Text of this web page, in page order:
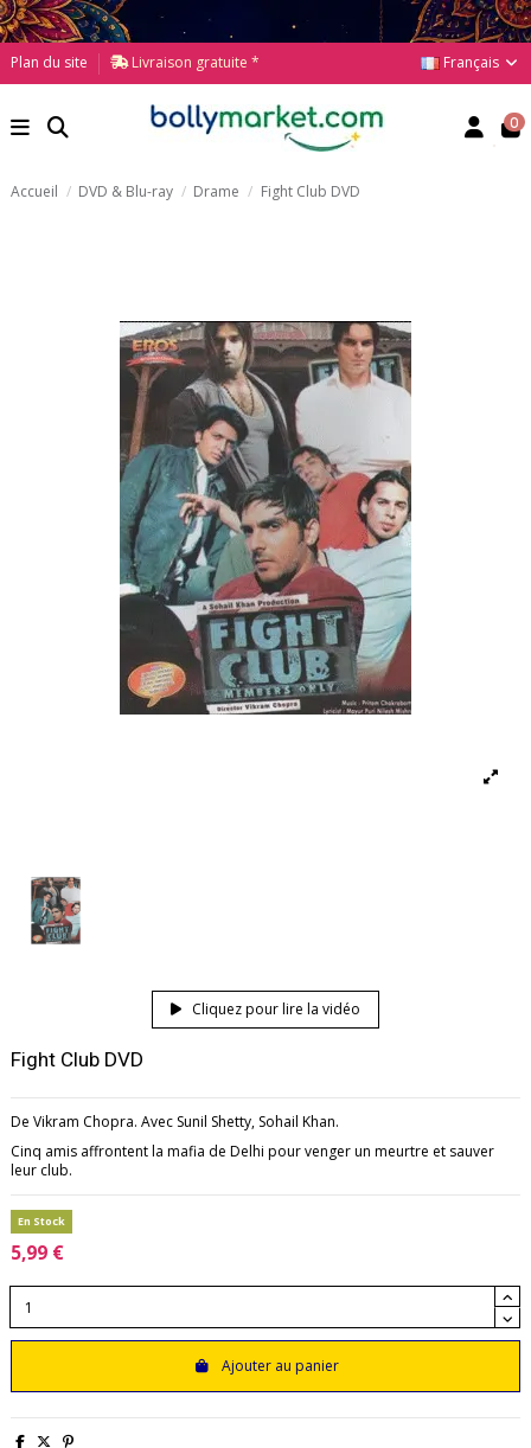
Plan du site Livraison gratuite * Français
0
Accueil DVD & Blu-ray Drame Fight Club DVD
Cliquez pour lire la vidéo
Fight Club DVD
De Vikram Chopra. Avec Sunil Shetty, Sohail Khan.
Cinq amis affrontent la mafia de Delhi pour venger un meurtre et sauver
leur club.
En Stock
5,99 €
Ajouter au panier